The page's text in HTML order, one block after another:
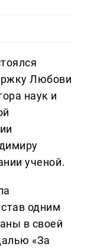
Любови
наук и
ученой.
одним
в своей
«За